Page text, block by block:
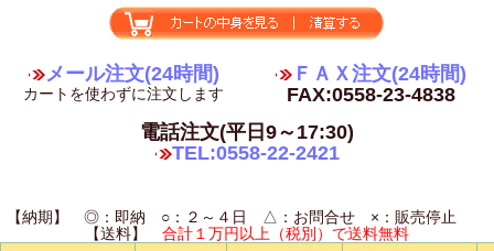
メール注文(24時間)
カートを使わずに注文します
ＦＡＸ注文(24時間)
FAX:0558-23-4838
電話注文(平日9～17:30)
TEL:0558-22-2421
【納期】 ◎：即納 ○：２～４日 △：お問合せ ×：販売停止
【送料】 合計１万円以上（税別）で送料無料